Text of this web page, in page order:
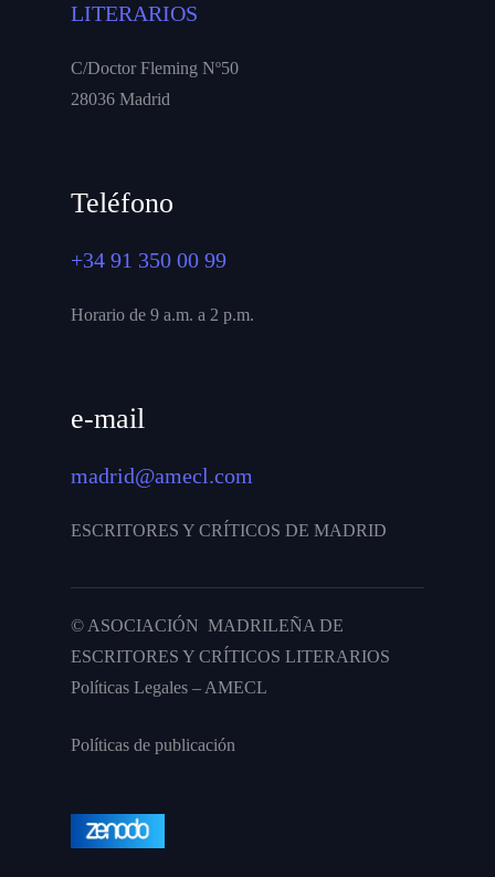
LITERARIOS
C/Doctor Fleming Nº50
28036 Madrid
Teléfono
+34 91 350 00 99
Horario de 9 a.m. a 2 p.m.
e-mail
madrid@amecl.com
ESCRITORES Y CRÍTICOS DE MADRID
© ASOCIACIÓN MADRILEÑA DE
ESCRITORES Y CRÍTICOS LITERARIOS
Políticas Legales – AMECL
Políticas de publicación